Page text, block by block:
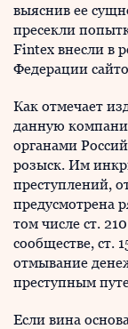
выяснив ее
пресекли
Fintex внесли в
Федерации
Как отмечает
данную
органами
розыск. Им
преступлений,
предусмотрена
том числе ст.
сообществе, ст.
отмывание
преступным
Если вина